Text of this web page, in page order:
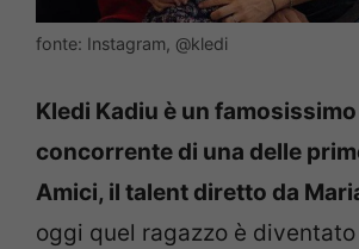
fonte: Instagram, @kledi
Kledi Kadiu è un
concorrente di una delle
Amici, il talent diretto da
oggi quel ragazzo è diventato